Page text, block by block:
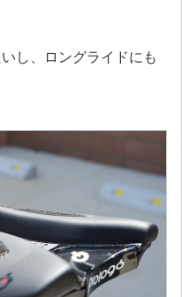
し、ロングライドにも